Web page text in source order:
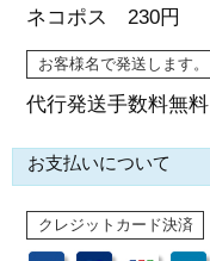
ネコポス 230円
お客様名で発送します。
代行発送手数料無料
お支払いについて
クレジットカード決済